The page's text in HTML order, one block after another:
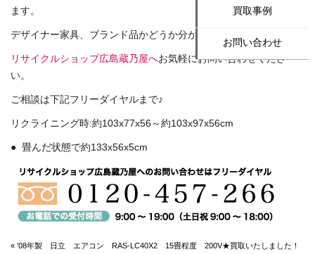
買取事例
お問い合わせ
ます。
デザイナー家具、ブランド品かどうか分からない場合なども
リサイクルショップ広島蔵乃屋へお気軽にお問い合わせくださ
い。
ご相談は下記フリーダイヤルまで♪
リクライニング時:約103x77x56～約103x97x56cm
● 畳んだ状態で約133x56x5cm
« ’08年製 日立 エアコン RAS-LC40X2 15畳程度 200V★買取いたしました！